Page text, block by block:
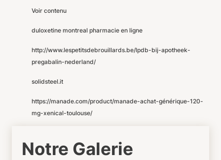
Voir contenu
duloxetine montreal pharmacie en ligne
http://www.lespetitsdebrouillards.be/lpdb-bij-apotheek-
pregabalin-nederland/
solidsteel.it
https://manade.com/product/manade-achat-générique-120-
mg-xenical-toulouse/
Notre Galerie